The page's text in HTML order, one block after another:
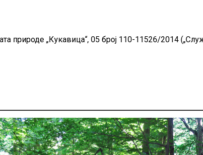
природе „Кукавица“, 05 број 110-11526/2014